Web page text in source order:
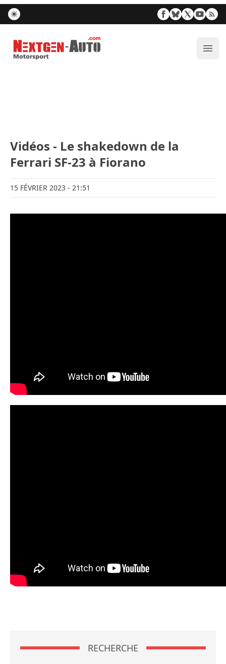
Nextgen-Auto.com
Vidéos - Le shakedown de la
Ferrari SF-23 à Fiorano
15 FÉVRIER 2023 - 21:51
RECHERCHE